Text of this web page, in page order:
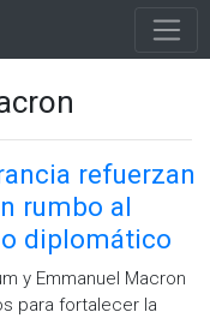
refuerzan
rumbo al
diplomático
y Emmanuel Macron
para fortalecer la